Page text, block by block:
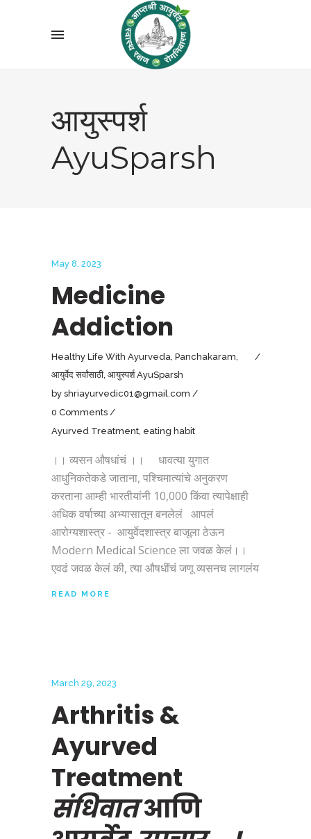
आयुस्पर्श
AyuSparsh
May 8, 2023
Medicine
Addiction
Healthy Life With Ayurveda, Panchakaram,
आयुर्वेद सर्वांसाठी, आयुस्पर्श AyuSparsh
by shriayurvedic01@gmail.com
0 Comments
Ayurved Treatment, eating habit
।। व्यसन औषधांचं ।। धावत्या युगात
आधुनिकतेकडे जाताना, पश्चिमात्यांचे अनुकरण
करताना आम्ही भारतीयांनी 10,000 किंवा त्यापेक्षाही
अधिक वर्षाच्या अभ्यासातून बनलेलं आपलं
आरोग्यशास्त्र - आयुर्वेदशास्त्र बाजूला ठेऊन
Modern Medical Science ला जवळ केलं।।
एवढं जवळ केलं की, त्या औषधींचं जणू व्यसनच लागलंय
READ MORE
March 29, 2023
Arthritis &
Ayurved
Treatment
संधिवातआणि